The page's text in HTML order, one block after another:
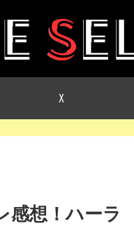
X
想！ハーラ